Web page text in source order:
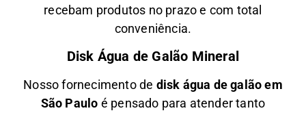
recebam produtos no prazo e com total
conveniência.
Disk Água de Galão Mineral
Nosso fornecimento de disk água de galão em
São Paulo é pensado para atender tanto